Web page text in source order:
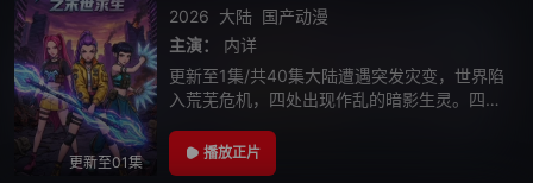
更新至01集
2026 大陆 国产动漫
主演：
内详
更新至1集/共40集大陆遭遇突发灾变，世界陷
入荒芜危机，四处出现作乱的暗影生灵。四位
世当中团结求生。她们认真搜集生存物资、搭
建安全居所、合力驱散黑暗生灵，勇敢探
播放正片